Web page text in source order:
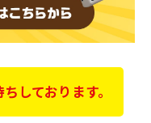
しております。